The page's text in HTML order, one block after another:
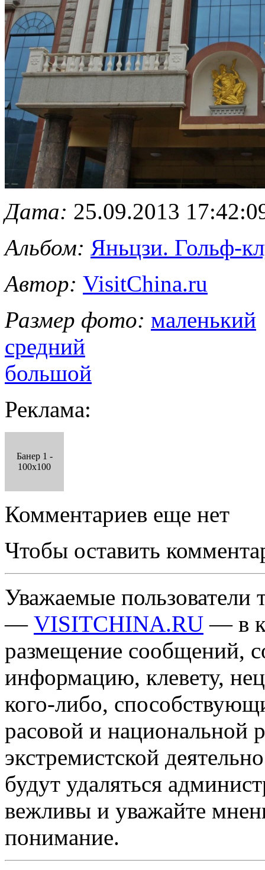
Дата: 25.09.2013
Альбом: Яньцзи. Гольф-
Автор: VisitChina.ru
Размер фото: маленький
средний
большой
Реклама:
Банер 1 -
100x100
Комментариев еще нет
Чтобы оставить
Уважаемые пользователи
— VISITCHINA.RU — в
размещение сообщений,
информацию, клевету,
кого-либо,
расовой и национальной
экстремистской
будут удаляться
вежливы и уважайте
понимание.